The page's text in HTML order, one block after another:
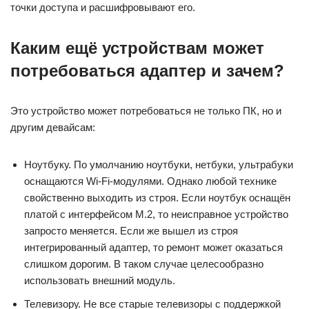
точки доступа и расшифровывают его.
Каким ещё устройствам может
потребоваться адаптер и зачем?
Это устройство может потребоваться не только ПК, но и
другим девайсам:
Ноутбуку. По умолчанию ноутбуки, нетбуки, ультрабуки
оснащаются Wi-Fi-модулями. Однако любой технике
свойственно выходить из строя. Если ноутбук оснащён
платой с интерфейсом M.2, то неисправное устройство
запросто меняется. Если же вышел из строя
интегрированный адаптер, то ремонт может оказаться
слишком дорогим. В таком случае целесообразно
использовать внешний модуль.
Телевизору. Не все старые телевизоры с поддержкой